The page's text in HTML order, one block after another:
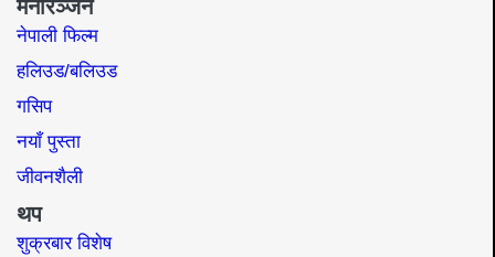
मनोरञ्जन
नेपाली फिल्म
हलिउड/बलिउड
गसिप
नयाँ पुस्ता
जीवनशैली
थप
शुक्रबार विशेष